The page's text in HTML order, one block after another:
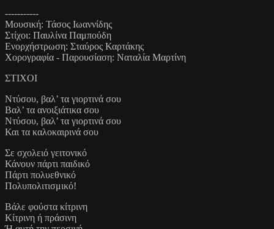
-----------
Μουσική: Τάσος Ιωαννίδης
Στίχοι: Παυλίνα Παμπούδη
Ενορχήστρωση: Σταύρος Καρτάκης
Χορογραφία - Παρουσίαση: Ναταλία Μαρτίνη
ΣΤΙΧΟΙ
Ντύσου, βαλ’ τα γιορτινά σου
Βαλ’ τα ανοιξιάτικα σου
Ντύσου, βαλ’ τα γιορτινά σου
Και τα καλοκαιρινά σου
Σε σχολειό γειτονικό
Κάνουν πάρτι παιδικό
Πάρτι πολυεθνικό
Πολυπολιτισμικό!
Βάλε φούστα κίτρινη
Κίτρινη ή πράσινη